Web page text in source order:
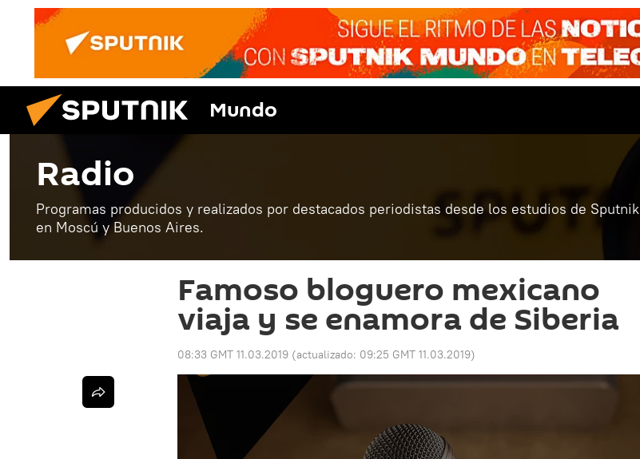
Mundo
Radio
Programas producidos y realizados por destacados periodistas desde los estudios de Sputnik
en Moscú y Buenos Aires.
Famoso bloguero mexicano
viaja y se enamora de Siberia
08:33 GMT 11.03.2019 (actualizado: 09:25 GMT 11.03.2019)